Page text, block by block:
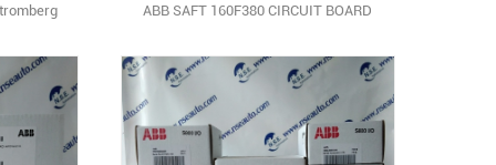
ABB SAFT 160F380 CIRCUIT BOARD
جديدة